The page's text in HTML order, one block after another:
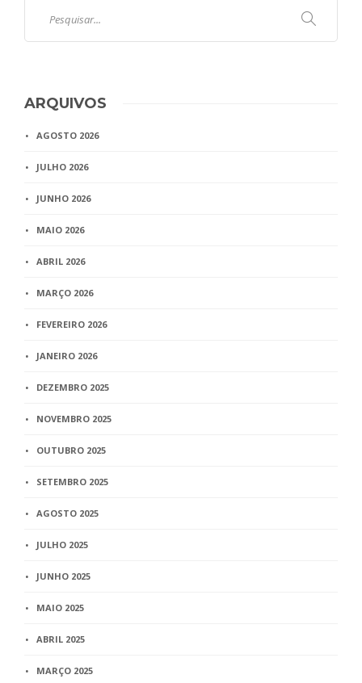
ARQUIVOS
AGOSTO 2026
JULHO 2026
JUNHO 2026
MAIO 2026
ABRIL 2026
MARÇO 2026
FEVEREIRO 2026
JANEIRO 2026
DEZEMBRO 2025
NOVEMBRO 2025
OUTUBRO 2025
SETEMBRO 2025
AGOSTO 2025
JULHO 2025
JUNHO 2025
MAIO 2025
ABRIL 2025
MARÇO 2025